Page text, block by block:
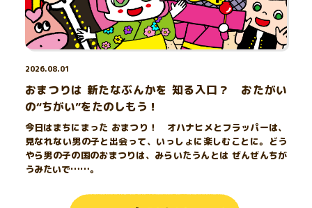
2026.08.01
おまつりは 新たなぶんかを 知る入口？ おたがい
の“ちがい”をたのしもう！
今日はまちにまった おまつり！ オハナヒメとフラッパーは、
見なれない男の子と出会って、いっしょに楽しむことに。どう
やら男の子の国のおまつりは、みらいたうんとは ぜんぜんちが
うみたいで……。